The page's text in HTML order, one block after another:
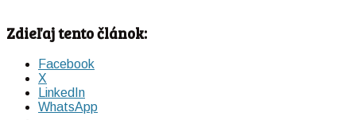
Zdieľaj tento článok:
Facebook
X
LinkedIn
WhatsApp